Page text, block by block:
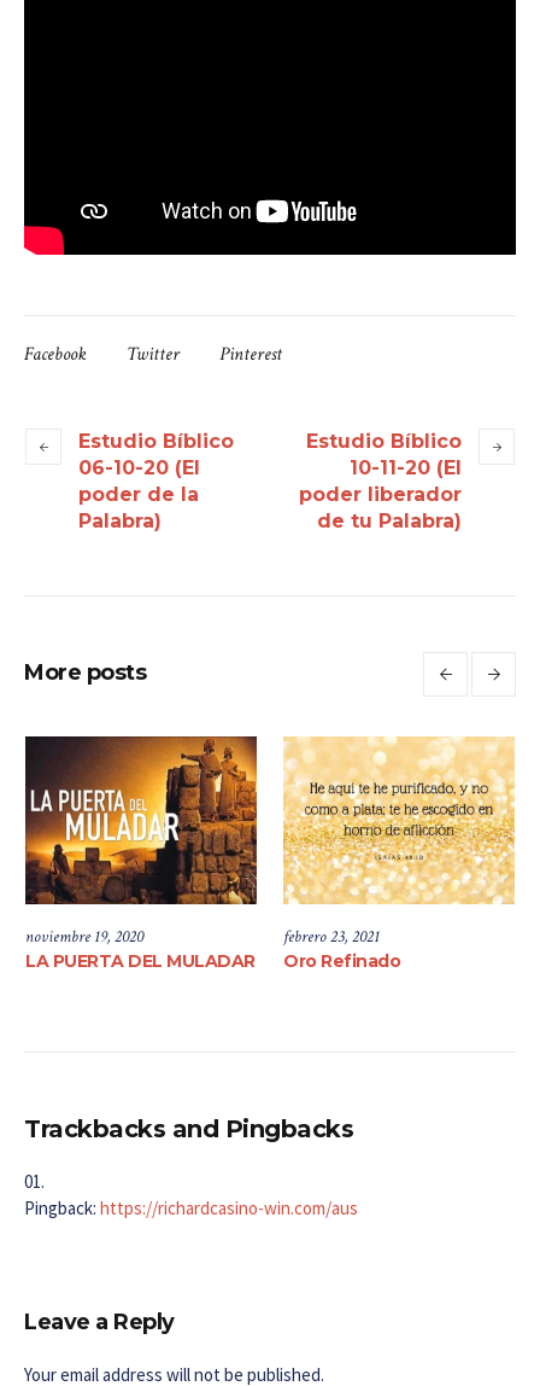
Facebook Twitter Pinterest
Estudio Bíblico
06-10-20 (El
poder de la
Palabra)
Estudio Bíblico
10-11-20 (El
poder liberador
de tu Palabra)
More posts
noviembre 19, 2020
LA PUERTA DEL MULADAR
febrero 23, 2021
Oro Refinado
Trackbacks and Pingbacks
Pingback: https://richardcasino-win.com/aus
Leave a Reply
Your email address will not be published.